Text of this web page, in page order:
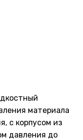
материала
с корпусом из
давления до